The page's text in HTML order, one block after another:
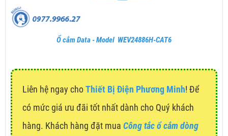
Ổ cắm Data - Model WEV24886H-CAT6
Liên hệ ngay choThiết Bị Điện Phương Minh! Để
có mức giá ưu đãi tốt nhất dành cho Quý khách
hàng. Khách hàng đặt mua Công tắc ổ cắm dòng